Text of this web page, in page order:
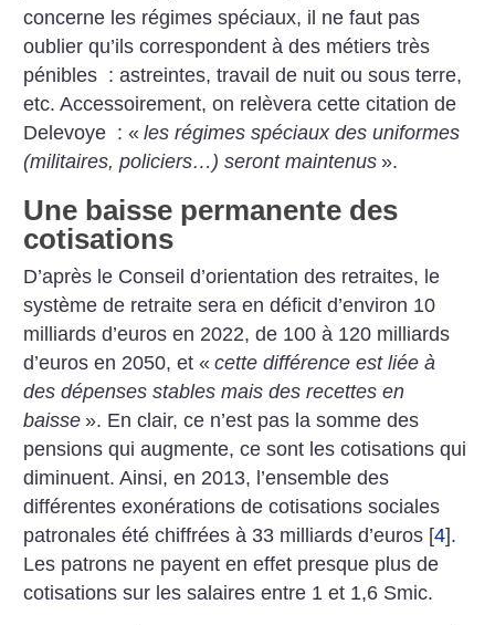
concerne les régimes spéciaux, il ne faut pas
oublier qu’ils correspondent à des métiers très
pénibles : astreintes, travail de nuit ou sous terre,
etc. Accessoirement, on relèvera cette citation de
Delevoye : « les régimes spéciaux des uniformes
(militaires, policiers…) seront maintenus ».
Une baisse permanente des
cotisations
D’après le Conseil d’orientation des retraites, le
système de retraite sera en déficit d’environ 10
milliards d’euros en 2022, de 100 à 120 milliards
d’euros en 2050, et « cette différence est liée à
des dépenses stables mais des recettes en
baisse ». En clair, ce n’est pas la somme des
pensions qui augmente, ce sont les cotisations qui
diminuent. Ainsi, en 2013, l’ensemble des
différentes exonérations de cotisations sociales
patronales été chiffrées à 33 milliards d’euros [4].
Les patrons ne payent en effet presque plus de
cotisations sur les salaires entre 1 et 1,6 Smic.